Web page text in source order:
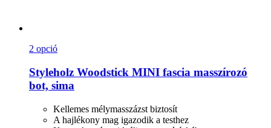
2 opció
Styleholz Woodstick MINI fascia masszírozó
bot, sima
Kellemes mélymasszázst biztosít
A hajlékony mag igazodik a testhez